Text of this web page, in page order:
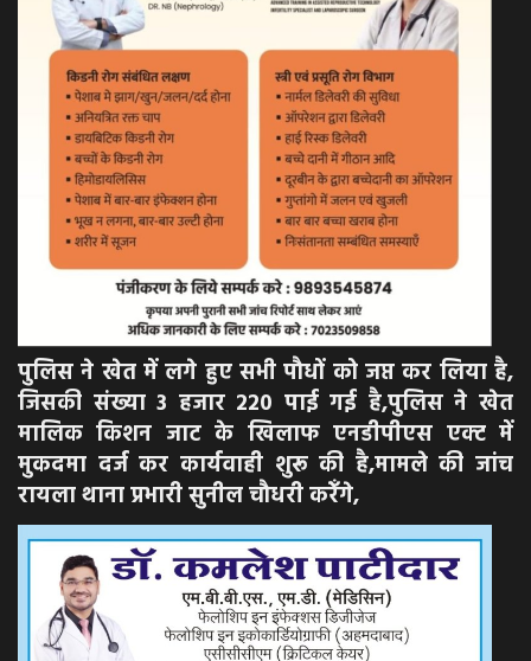
पुलिस ने खेत में लगे हुए सभी पौधों को जप्त कर लिया है,
जिसकी संख्या 3 हजार 220 पाई गई है,पुलिस ने खेत
मालिक किशन जाट के खिलाफ एनडीपीएस एक्ट में
मुकदमा दर्ज कर कार्यवाही शुरू की है,मामले की जांच
रायला थाना प्रभारी सुनील चौधरी करेँगे,